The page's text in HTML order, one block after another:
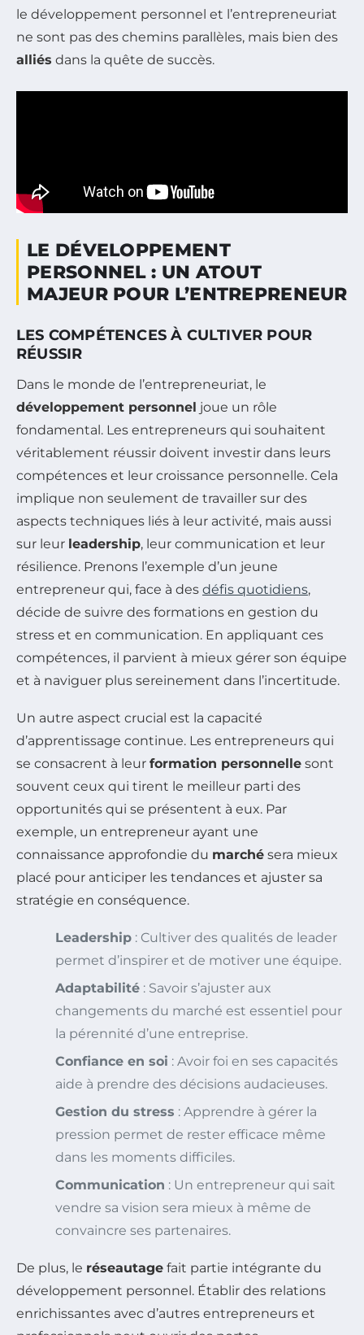
le développement personnel et l’entrepreneuriat
ne sont pas des chemins parallèles, mais bien des
alliés dans la quête de succès.
LE DÉVELOPPEMENT
PERSONNEL : UN ATOUT
MAJEUR POUR L’ENTREPRENEUR
LES COMPÉTENCES À CULTIVER POUR
RÉUSSIR
Dans le monde de l’entrepreneuriat, le
développement personnel joue un rôle
fondamental. Les entrepreneurs qui souhaitent
véritablement réussir doivent investir dans leurs
compétences et leur croissance personnelle. Cela
implique non seulement de travailler sur des
aspects techniques liés à leur activité, mais aussi
sur leur leadership, leur communication et leur
résilience. Prenons l’exemple d’un jeune
entrepreneur qui, face à des défis quotidiens,
décide de suivre des formations en gestion du
stress et en communication. En appliquant ces
compétences, il parvient à mieux gérer son équipe
et à naviguer plus sereinement dans l’incertitude.
Un autre aspect crucial est la capacité
d’apprentissage continue. Les entrepreneurs qui
se consacrent à leur formation personnelle sont
souvent ceux qui tirent le meilleur parti des
opportunités qui se présentent à eux. Par
exemple, un entrepreneur ayant une
connaissance approfondie du marché sera mieux
placé pour anticiper les tendances et ajuster sa
stratégie en conséquence.
Leadership : Cultiver des qualités de leader
permet d’inspirer et de motiver une équipe.
Adaptabilité : Savoir s’ajuster aux
changements du marché est essentiel pour
la pérennité d’une entreprise.
Confiance en soi : Avoir foi en ses capacités
aide à prendre des décisions audacieuses.
Gestion du stress : Apprendre à gérer la
pression permet de rester efficace même
dans les moments difficiles.
Communication : Un entrepreneur qui sait
vendre sa vision sera mieux à même de
convaincre ses partenaires.
De plus, le réseautage fait partie intégrante du
développement personnel. Établir des relations
enrichissantes avec d’autres entrepreneurs et